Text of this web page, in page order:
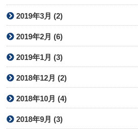
2019年3月 (2)
2019年2月 (6)
2019年1月 (3)
2018年12月 (2)
2018年10月 (4)
2018年9月 (3)